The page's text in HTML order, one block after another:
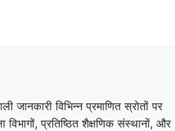
जानकारी विभिन्न प्रमाणित स्रोतों पर
विभागों, प्रतिष्ठित शैक्षणिक संस्थानों, और